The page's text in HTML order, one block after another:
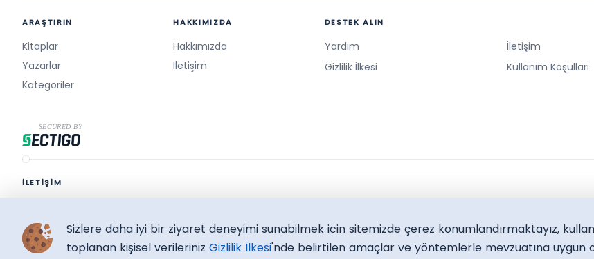
ARAŞTIRIN
Kitaplar
Yazarlar
Kategoriler
HAKKIMIZDA
Hakkımızda
İletişim
DESTEK ALIN
Yardım
İletişim
Gizlilik İlkesi
Kullanım Koşulları
İLETİŞİM
SüreliKitap.com Copyright © 2026 - Bütün Hakları Saklıdır.
Sizlere daha iyi bir ziyaret deneyimi sunabilmek icin sitemizde çerez konumlandırmaktayız,
toplanan kişisel verileriniz Gizlilik İlkesi'nde belirtilen amaçlar ve yöntemlerle mevzuatına uygun